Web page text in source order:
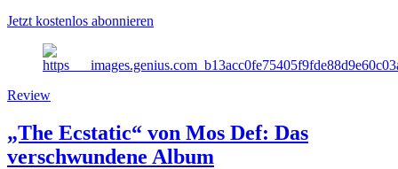
Jetzt kostenlos abonnieren
Review
„The Ecstatic“ von Mos Def: Das
verschwundene Album